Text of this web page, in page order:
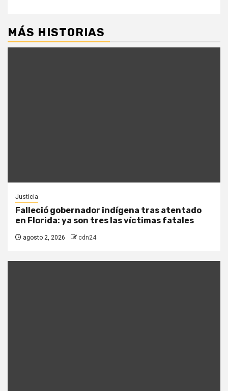
MÁS HISTORIAS
Justicia
Falleció gobernador indígena tras atentado
en Florida: ya son tres las víctimas fatales
agosto 2, 2026 cdn24